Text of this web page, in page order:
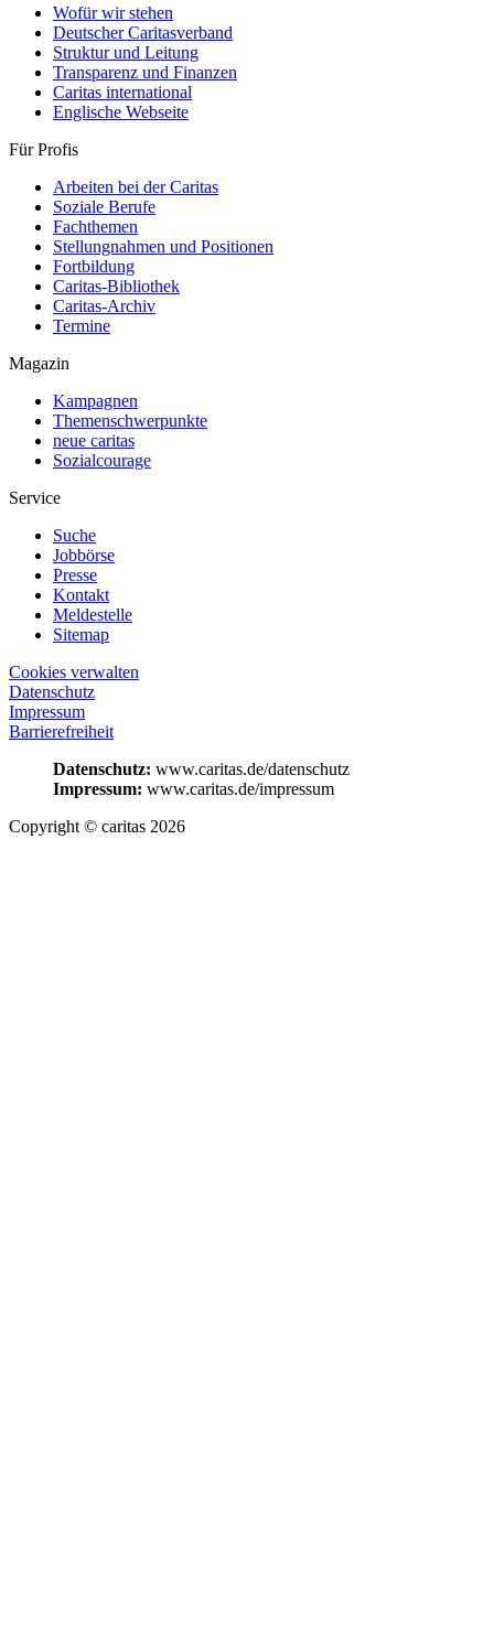
Wofür wir stehen
Deutscher Caritasverband
Struktur und Leitung
Transparenz und Finanzen
Caritas international
Englische Webseite
Für Profis
Arbeiten bei der Caritas
Soziale Berufe
Fachthemen
Stellungnahmen und Positionen
Fortbildung
Caritas-Bibliothek
Caritas-Archiv
Termine
Magazin
Kampagnen
Themenschwerpunkte
neue caritas
Sozialcourage
Service
Suche
Jobbörse
Presse
Kontakt
Meldestelle
Sitemap
Cookies verwalten
Datenschutz
Impressum
Barrierefreiheit
Datenschutz: www.caritas.de/datenschutz
Impressum: www.caritas.de/impressum
Copyright © caritas 2026